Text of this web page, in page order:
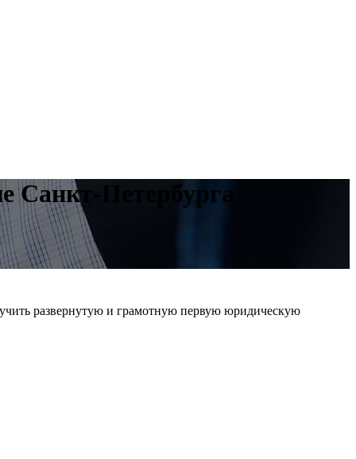
Санкт-Петербурга
развернутую и грамотную первую юридическую